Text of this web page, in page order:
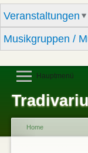
Veranstaltungen
Musikgruppen /
Hauptmenü
Home